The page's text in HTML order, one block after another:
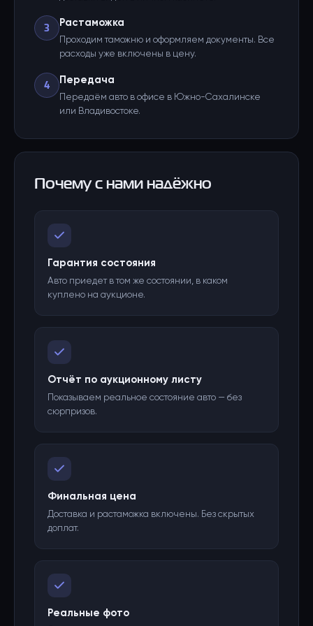
3 Растаможка
Проходим таможню и оформляем документы. Все
расходы уже включены в цену.
4 Передача
Передаём авто в офисе в Южно-Сахалинске
или Владивостоке.
Почему с нами надёжно
Гарантия состояния
Авто приедет в том же состоянии, в каком
куплено на аукционе.
Отчёт по аукционному листу
Показываем реальное состояние авто — без
сюрпризов.
Финальная цена
Доставка и растаможка включены. Без скрытых
доплат.
Реальные фото